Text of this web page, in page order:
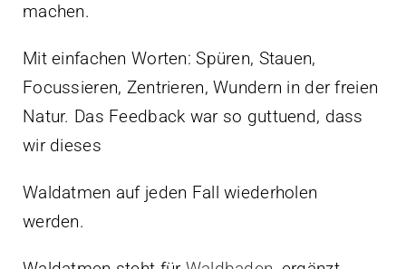
machen.
Mit einfachen Worten: Spüren, Stauen,
Focussieren, Zentrieren, Wundern in der freien
Natur. Das Feedback war so guttuend, dass
wir dieses
Waldatmen auf jeden Fall wiederholen
werden.